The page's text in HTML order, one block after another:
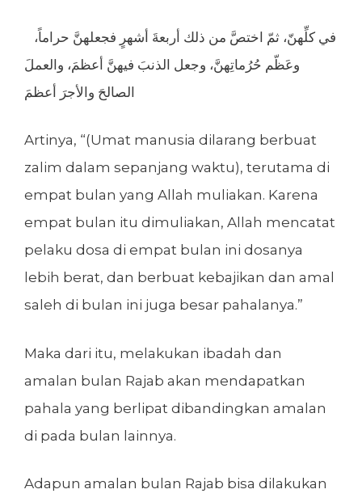
وعَظّم حُرُماتِهنَّ، وجعل الذنبَ فيهنَّ أعظمَ، والعملَ
الصالحَ والأجرَ أعظمَ
Artinya, “(Umat manusia dilarang berbuat
zalim dalam sepanjang waktu), terutama di
empat bulan yang Allah muliakan. Karena
empat bulan itu dimuliakan, Allah mencatat
pelaku dosa di empat bulan ini dosanya
lebih berat, dan berbuat kebajikan dan amal
saleh di bulan ini juga besar pahalanya.”
Maka dari itu, melakukan ibadah dan
amalan bulan Rajab akan mendapatkan
pahala yang berlipat dibandingkan amalan
di pada bulan lainnya.
Adapun amalan bulan Rajab bisa dilakukan